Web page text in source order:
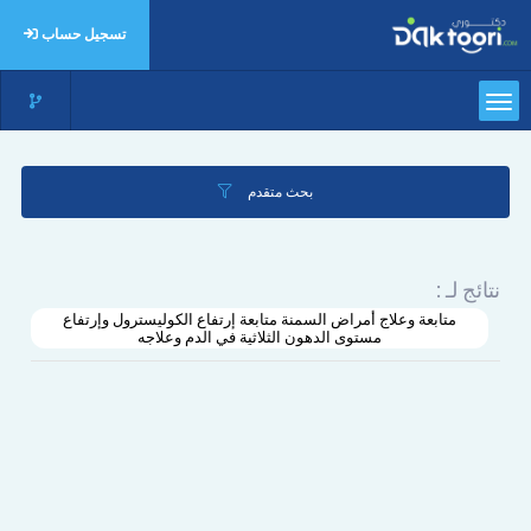
تسجيل حساب
بحث متقدم
نتائج لـ :
متابعة وعلاج أمراض السمنة متابعة إرتفاع الكوليسترول وإرتفاع
مستوى الدهون الثلاثية في الدم وعلاجه